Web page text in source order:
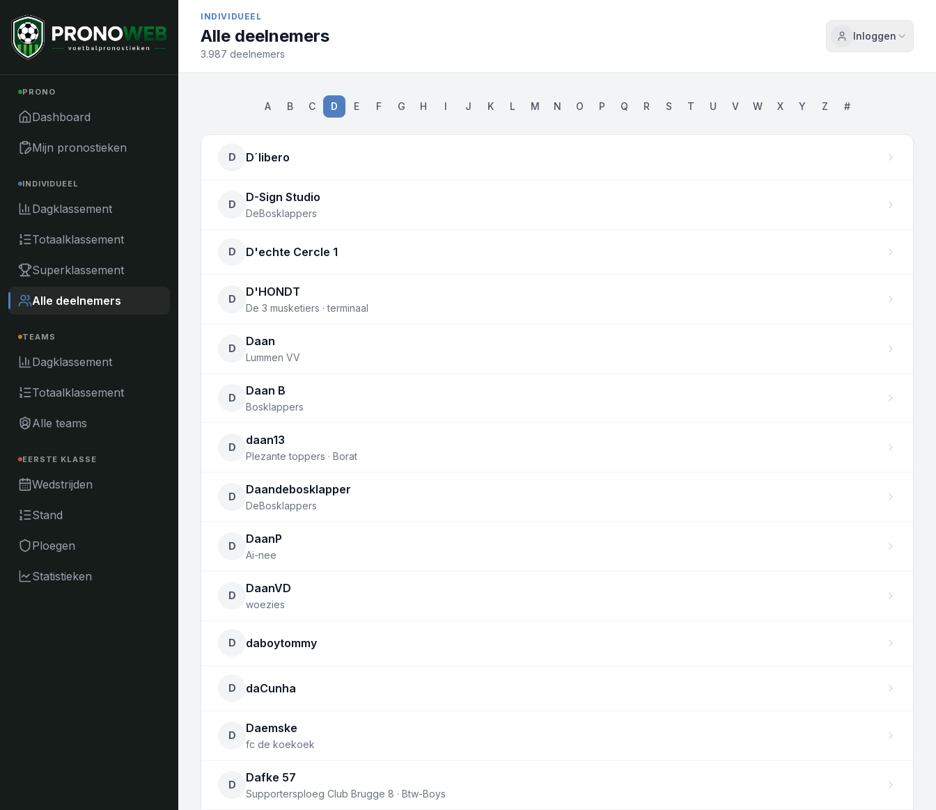
PRONO
Dashboard
Mijn pronostieken
INDIVIDUEEL
Dagklassement
Totaalklassement
Superklassement
Alle deelnemers
TEAMS
Dagklassement
Totaalklassement
Alle teams
EERSTE KLASSE
Wedstrijden
Stand
Ploegen
Statistieken
INDIVIDUEEL
Alle deelnemers
3.987 deelnemers
Inloggen
A B C D E F G H I J K L M N O P Q R S T U V W X Y Z #
D D´libero
D
D-Sign Studio
DeBosklappers
D D'echte Cercle 1
D
D'HONDT
De 3 musketiers · terminaal
D
Daan
Lummen VV
D
Daan B
Bosklappers
D
daan13
Plezante toppers · Borat
D
Daandebosklapper
DeBosklappers
D
DaanP
Ai-nee
D
DaanVD
woezies
D daboytommy
D daCunha
D
Daemske
fc de koekoek
D
Dafke 57
Supportersploeg Club Brugge 8 · Btw-Boys